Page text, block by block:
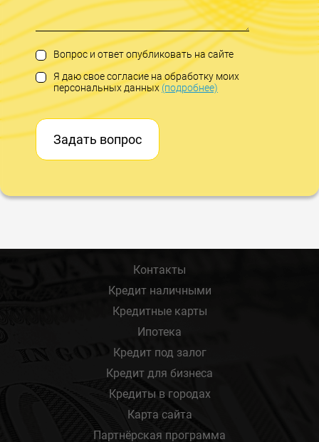
Вопрос и ответ опубликовать на сайте
Я даю свое согласие на обработку моих
персональных данных(подробнее)
Задать вопрос
Контакты
Кредит наличными
Кредитные карты
Ипотека
Кредит под залог
Кредит для бизнеса
Кредиты в городах
Карта сайта
Партнёрская программа